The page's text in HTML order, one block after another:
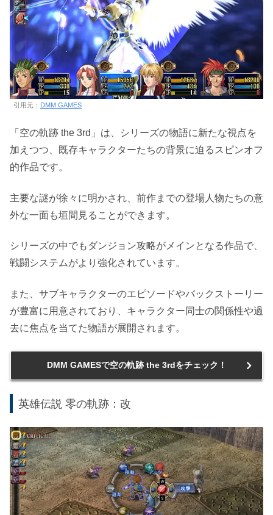
引用元： DMM GAMES
「空の軌跡 the 3rd」は、シリーズの物語に新たな視点を
加えつつ、既存キャラクターたちの背景に迫るスピンオフ
的作品です。
主要な謎が徐々に明かされ、前作までの登場人物たちの意
外な一面も垣間見ることができます。
シリーズの中でもダンジョン攻略がメインとなる作品で、
戦闘システムがより強化されています。
また、サブキャラクターのエピソードやバックストーリー
が豊富に用意されており、キャラクター同士の関係性や過
去に焦点を当てた物語が展開されます。
DMM GAMESで空の軌跡 the 3rdをチェック！
英雄伝説 零の軌跡：改